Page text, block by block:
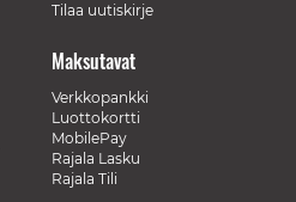
Tilaa uutiskirje
Maksutavat
Verkkopankki
Luottokortti
MobilePay
Rajala Lasku
Rajala Tili